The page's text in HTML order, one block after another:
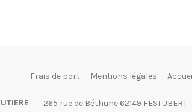
Frais de port Mentions légales
265 rue de Béthune 62149 FESTUBERT